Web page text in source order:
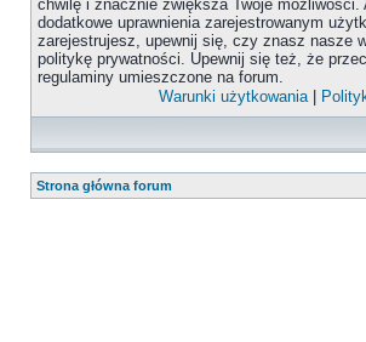
chwilę i znacznie zwiększa Twoje możliwości.
dodatkowe uprawnienia zarejestrowanym
zarejestrujesz, upewnij się, czy znasz nasze
politykę prywatności. Upewnij się też, że
regulaminy umieszczone na forum.
Warunki użytkowania|
Strona główna forum